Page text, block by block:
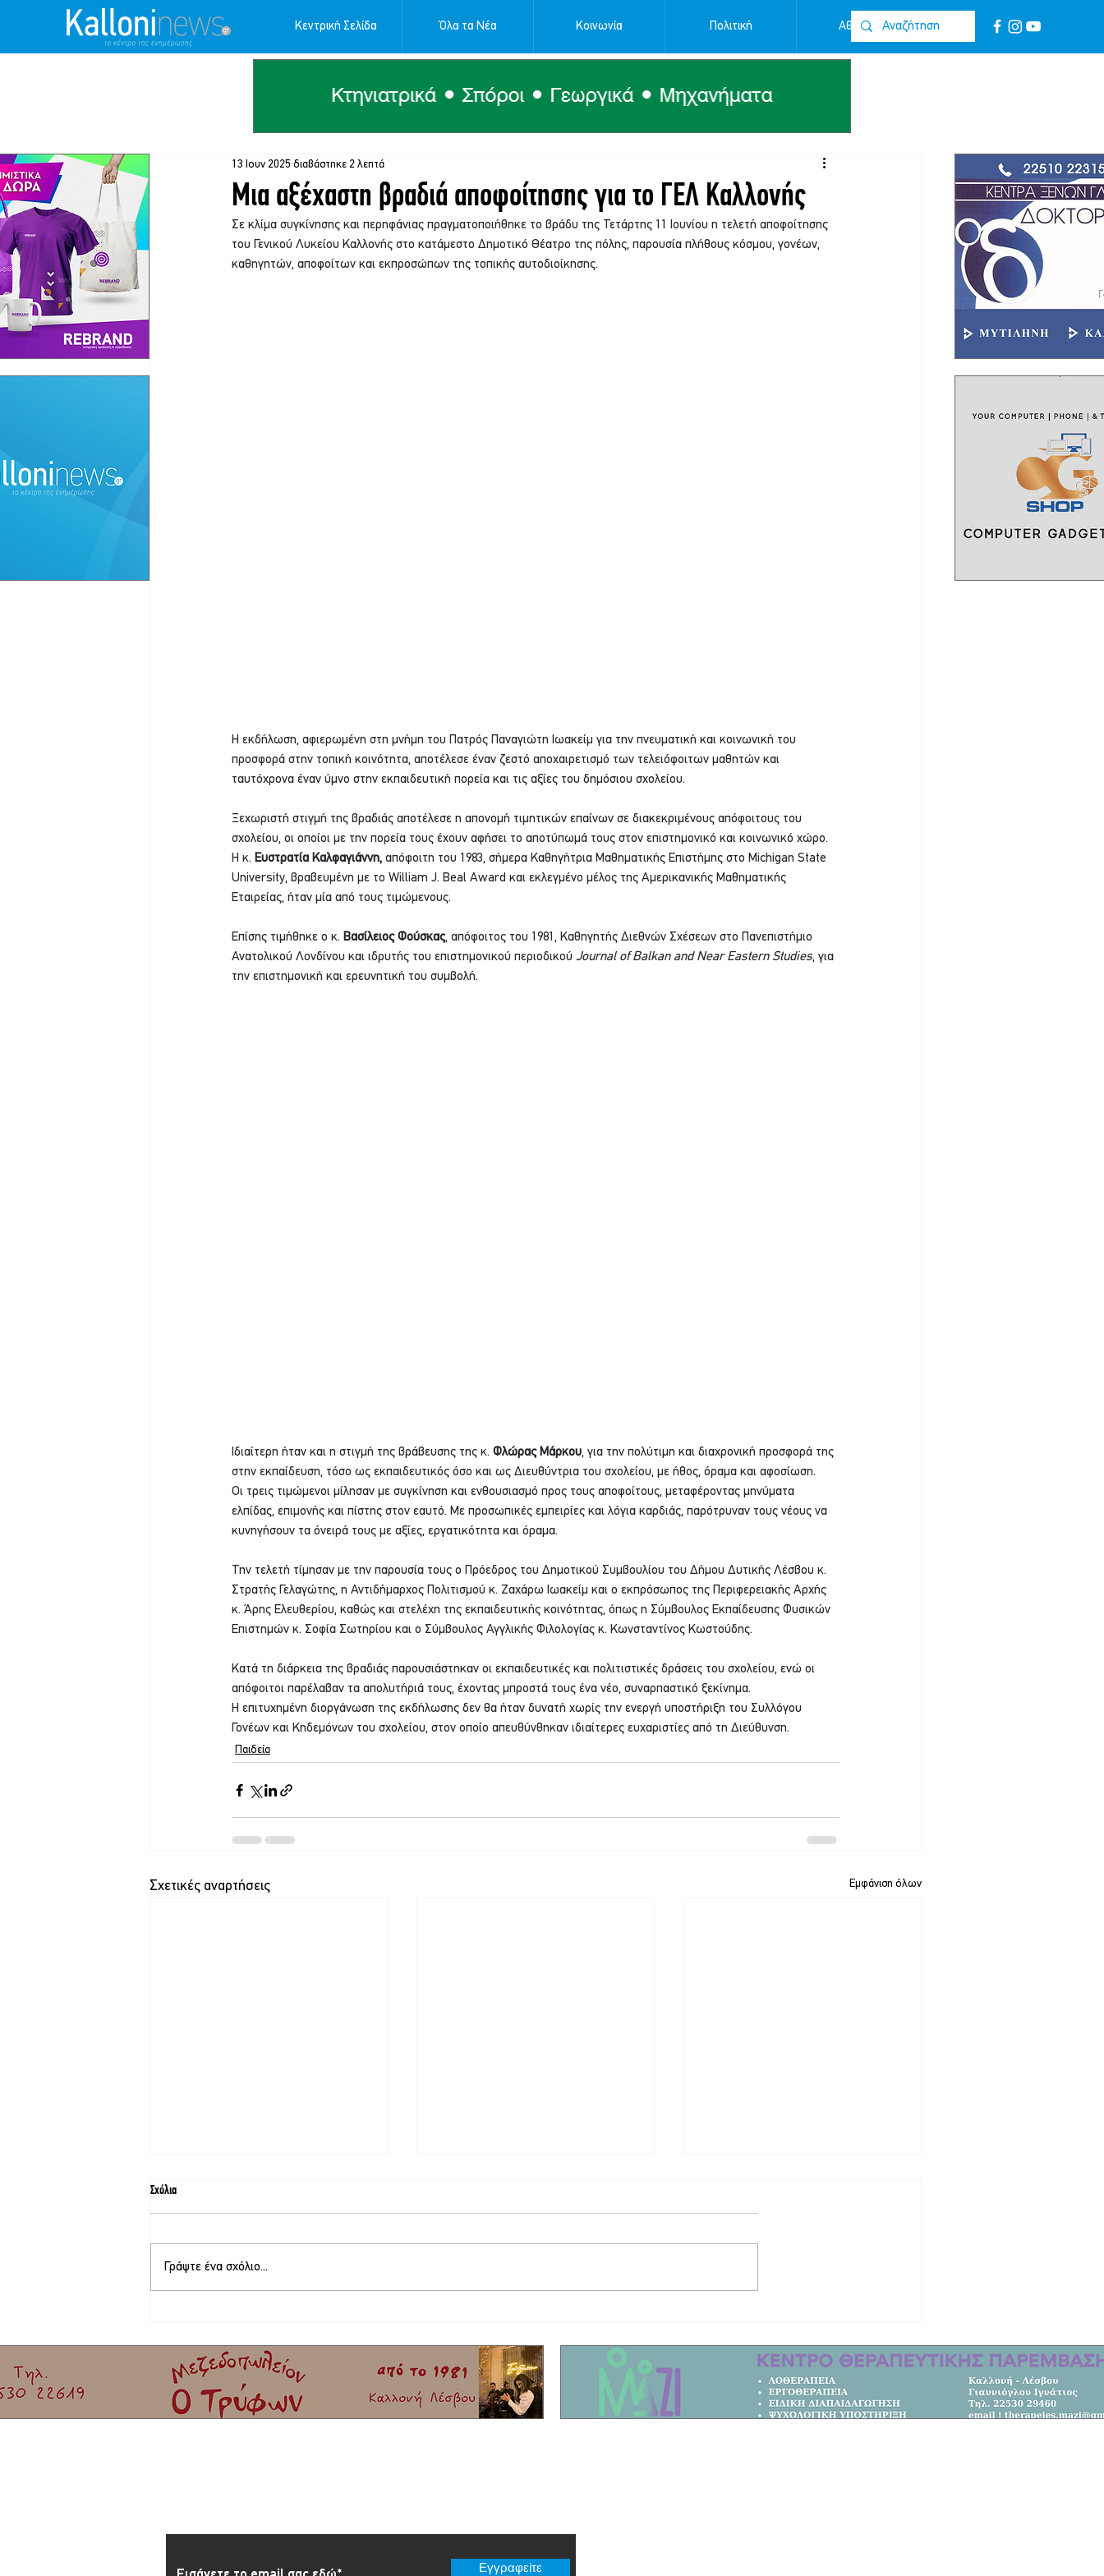
Κεντρική Σελίδα Όλα τα Νέα Κοινωνία Πολιτική Αθλητικά Επικοινωνία
Μια αξέχαστη βραδιά αποφοίτησης για το ΓΕΛ Καλλονής
13 Ιουν 2025 διαβάστηκε 2 λεπτά
Σε κλίμα συγκίνησης και περηφάνιας πραγματοποιήθηκε το βράδυ της Τετάρτης 11 Ιουνίου η τελετή αποφοίτησης
του Γενικού Λυκείου Καλλονής στο κατάμεστο Δημοτικό Θέατρο της πόλης, παρουσία πλήθους κόσμου, γονέων,
καθηγητών, αποφοίτων και εκπροσώπων της τοπικής αυτοδιοίκησης.
Η εκδήλωση, αφιερωμένη στη μνήμη του Πατρός Παναγιώτη Ιωακείμ για την πνευματική και κοινωνική του
προσφορά στην τοπική κοινότητα, αποτέλεσε έναν ζεστό αποχαιρετισμό των τελειόφοιτων μαθητών και
ταυτόχρονα έναν ύμνο στην εκπαιδευτική πορεία και τις αξίες του δημόσιου σχολείου.
Ξεχωριστή στιγμή της βραδιάς αποτέλεσε η απονομή τιμητικών επαίνων σε διακεκριμένους απόφοιτους του
σχολείου, οι οποίοι με την πορεία τους έχουν αφήσει το αποτύπωμά τους στον επιστημονικό και κοινωνικό χώρο.
Η κ. Ευστρατία Καλφαγιάννη, απόφοιτη του 1983, σήμερα Καθηγήτρια Μαθηματικής Επιστήμης στο Michigan State
University, βραβευμένη με το William J. Beal Award και εκλεγμένο μέλος της Αμερικανικής Μαθηματικής
Εταιρείας, ήταν μία από τους τιμώμενους.
Επίσης τιμήθηκε ο κ. Βασίλειος Φούσκας, απόφοιτος του 1981, Καθηγητής Διεθνών Σχέσεων στο Πανεπιστήμιο
Ανατολικού Λονδίνου και ιδρυτής του επιστημονικού περιοδικού Journal of Balkan and Near Eastern Studies, για
την επιστημονική και ερευνητική του συμβολή.
Ιδιαίτερη ήταν και η στιγμή της βράβευσης της κ. Φλώρας Μάρκου, για την πολύτιμη και διαχρονική προσφορά της
στην εκπαίδευση, τόσο ως εκπαιδευτικός όσο και ως Διευθύντρια του σχολείου, με ήθος, όραμα και αφοσίωση.
Οι τρεις τιμώμενοι μίλησαν με συγκίνηση και ενθουσιασμό προς τους αποφοίτους, μεταφέροντας μηνύματα
ελπίδας, επιμονής και πίστης στον εαυτό. Με προσωπικές εμπειρίες και λόγια καρδιάς, παρότρυναν τους νέους να
κυνηγήσουν τα όνειρά τους με αξίες, εργατικότητα και όραμα.
Την τελετή τίμησαν με την παρουσία τους ο Πρόεδρος του Δημοτικού Συμβουλίου του Δήμου Δυτικής Λέσβου κ.
Στρατής Γελαγώτης, η Αντιδήμαρχος Πολιτισμού κ. Ζαχάρω Ιωακείμ και ο εκπρόσωπος της Περιφερειακής Αρχής
κ. Άρης Ελευθερίου, καθώς και στελέχη της εκπαιδευτικής κοινότητας, όπως η Σύμβουλος Εκπαίδευσης Φυσικών
Επιστημών κ. Σοφία Σωτηρίου και ο Σύμβουλος Αγγλικής Φιλολογίας κ. Κωνσταντίνος Κωστούδης.
Κατά τη διάρκεια της βραδιάς παρουσιάστηκαν οι εκπαιδευτικές και πολιτιστικές δράσεις του σχολείου, ενώ οι
απόφοιτοι παρέλαβαν τα απολυτήριά τους, έχοντας μπροστά τους ένα νέο, συναρπαστικό ξεκίνημα.
Η επιτυχημένη διοργάνωση της εκδήλωσης δεν θα ήταν δυνατή χωρίς την ενεργή υποστήριξη του Συλλόγου
Γονέων και Κηδεμόνων του σχολείου, στον οποίο απευθύνθηκαν ιδιαίτερες ευχαριστίες από τη Διεύθυνση.
Παιδεία
Σχετικές αναρτήσεις Εμφάνιση όλων
Καλλονής!
Σχόλια
Γράψτε ένα σχόλιο...
Εγγραφείτε